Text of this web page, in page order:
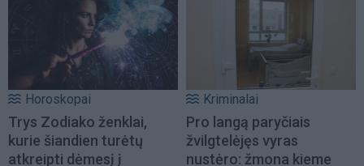
Horoskopai
Trys Zodiako ženklai,
kurie šiandien turėtų
atkreipti dėmesį į
Kriminalai
Pro langą paryčiais
žvilgtelėjęs vyras
nustėro: žmona kieme